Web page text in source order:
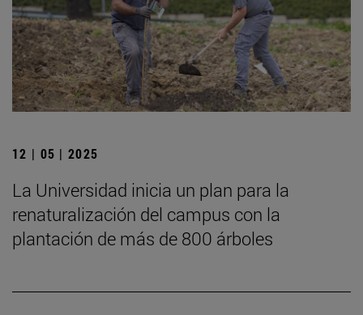
12 | 05 | 2025
La Universidad inicia un plan para la
renaturalización del campus con la
plantación de más de 800 árboles